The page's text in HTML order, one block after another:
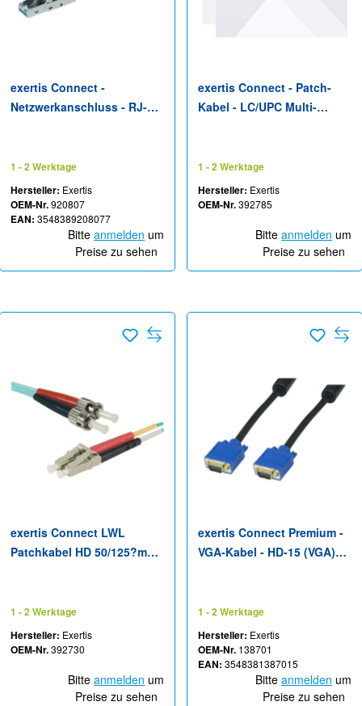
exertis Connect -
Netzwerkanschluss - RJ-45
1 - 2 Werktage
Hersteller: Exertis
OEM-Nr.920807
EAN: 3548389208077
Bitteanmelden um
Preise zu sehen
exertis Connect - Patch-
Kabel - LC/UPC Multi-
mm - Glasfaser - Duplex -
50/125 Mikrometer - OM4 -
halogenfrei - erika
1 - 2 Werktage
Hersteller: Exertis
OEM-Nr.392785
Bitteanmelden um
Preise zu sehen
exertis Connect LWL
Patchkabel HD 50/125?m
125 m - Duplex
1 - 2 Werktage
Hersteller: Exertis
OEM-Nr.392730
Bitteanmelden um
Preise zu sehen
exertis Connect Premium -
VGA-Kabel - HD-15 (VGA)
1 - 2 Werktage
Hersteller: Exertis
OEM-Nr. 138701
EAN: 3548381387015
Bitteanmelden um
Preise zu sehen